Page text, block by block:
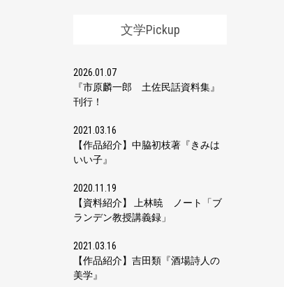
文学Pickup
2026.01.07
『市原麟一郎 土佐民話資料集』
刊行！
2021.03.16
【作品紹介】中脇初枝著『きみは
いい子』
2020.11.19
【資料紹介】 上林暁 ノート「ブ
ランデン教授講義録」
2021.03.16
【作品紹介】吉田類『酒場詩人の
美学』